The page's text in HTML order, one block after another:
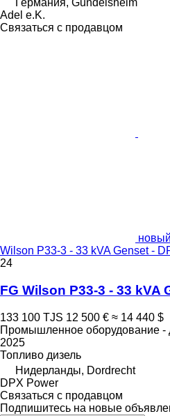
Германия, Gundelsheim
Adel e.K.
Связаться с продавцом
Wilson P33-3 - 33 kVA Genset -
24
FG Wilson P33-3 - 33 kVA
133 100 TJS 12 500 € ≈ 14 440 $
Промышленное оборудование -
2025
Топливо дизель
Нидерланды, Dordrecht
DPX Power
Связаться с продавцом
Подпишитесь на новые